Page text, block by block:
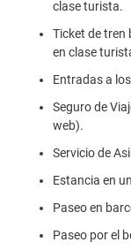
clase turista.
Ticket de tren
en clase
Entradas a
Seguro de
web).
Servicio de
Estancia en
Paseo en
Paseo por el